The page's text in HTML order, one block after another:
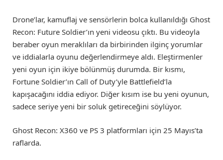
Drone’lar, kamuflaj ve sensörlerin bolca kullanıldığı Ghost
Recon: Future Soldier’ın yeni videosu çıktı. Bu videoyla
beraber oyun meraklıları da birbirinden ilginç yorumlar
ve iddialarla oyunu değerlendirmeye aldı. Eleştirmenler
yeni oyun için ikiye bölünmüş durumda. Bir kısmı,
Fortune Soldier’ın Call of Duty’yle Battlefield’la
kapışacağını iddia ediyor. Diğer kısım ise bu yeni oyunun,
sadece seriye yeni bir soluk getireceğini söylüyor.
Ghost Recon: X360 ve PS 3 platformları için 25 Mayıs’ta
raflarda.